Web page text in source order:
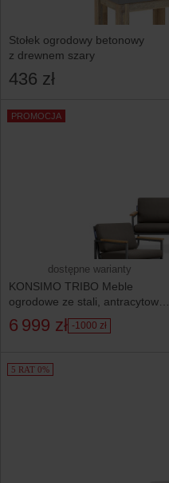
Stołek ogrodowy betonowy
z drewnem szary
436 zł
PROMOCJA
dostępne warianty
KONSIMO TRIBO Meble
ogrodowe ze stali, antracytowo-
beżowy, styl loftowy
6 999 zł -1000 zł
5 RAT 0%